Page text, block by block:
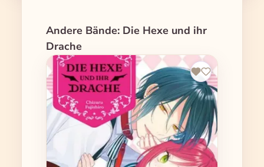
Produktgalerie überspringen
Andere Bände: Die Hexe und ihr
Drache